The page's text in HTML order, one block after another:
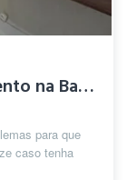
quarto para moca em apartamento na Barr...
para que
caso tenha